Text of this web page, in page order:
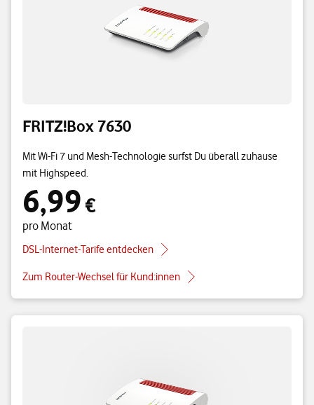
FRITZ!Box 7630
Mit Wi-Fi 7 und Mesh-Technologie surfst Du überall zuhause
mit Highspeed.
6,99 € pro Monat
6,99 €
pro Monat
DSL-Internet-Tarife entdecken
Zum Router-Wechsel für Kund:innen